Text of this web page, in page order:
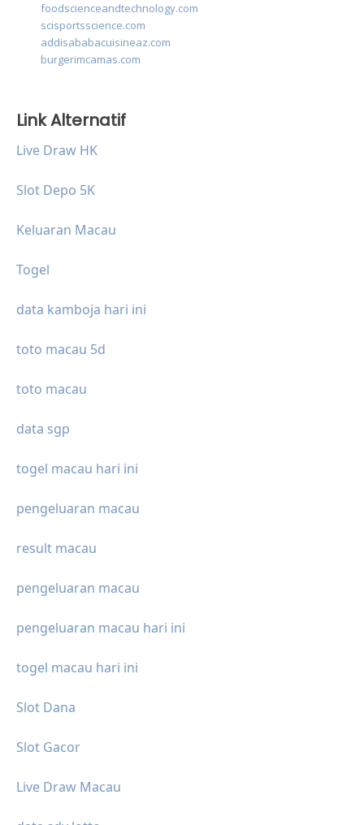
foodscienceandtechnology.com
scisportsscience.com
addisababacuisineaz.com
burgerimcamas.com
Link Alternatif
Live Draw HK
Slot Depo 5K
Keluaran Macau
Togel
data kamboja hari ini
toto macau 5d
toto macau
data sgp
togel macau hari ini
pengeluaran macau
result macau
pengeluaran macau
pengeluaran macau hari ini
togel macau hari ini
Slot Dana
Slot Gacor
Live Draw Macau